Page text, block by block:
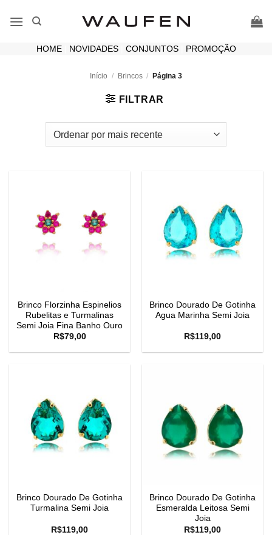
HOME| NOVIDADES| CONJUNTOS| PROMOÇÃO
Início / Brincos / Página 3
FILTRAR
Brinco Florzinha Espinelios
Rubelitas e Turmalinas
Semi Joia Fina Banho Ouro
R$79,00
Brinco Dourado De Gotinha
Agua Marinha Semi Joia
R$119,00
Brinco Dourado De Gotinha
Turmalina Semi Joia
R$119,00
Brinco Dourado De Gotinha
Esmeralda Leitosa Semi
Joia
R$119,00